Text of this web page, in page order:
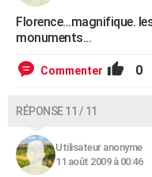
Florence...magnifique.
monuments...
Commenter 0
RÉPONSE 11 / 11
Utilisateur anonyme
11 août 2009 à 00:46